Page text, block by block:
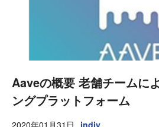
Aaveの概要 老舗チームに
ングプラットフォーム